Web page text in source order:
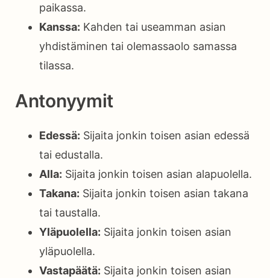
paikassa.
Kanssa: Kahden tai useamman asian
yhdistäminen tai olemassaolo samassa
tilassa.
Antonyymit
Edessä: Sijaita jonkin toisen asian edessä
tai edustalla.
Alla: Sijaita jonkin toisen asian alapuolella.
Takana: Sijaita jonkin toisen asian takana
tai taustalla.
Yläpuolella: Sijaita jonkin toisen asian
yläpuolella.
Vastapäätä: Sijaita jonkin toisen asian